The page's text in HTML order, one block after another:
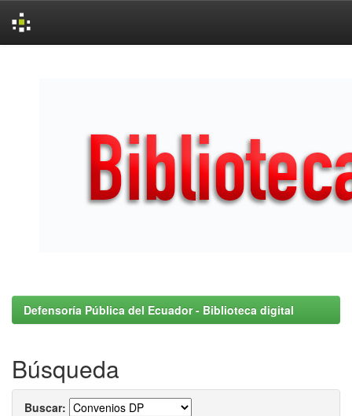
Defensoría Pública del Ecuador - Biblioteca digital
Búsqueda
Buscar: